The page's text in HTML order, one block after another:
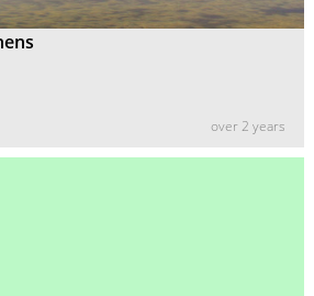
over 2 years